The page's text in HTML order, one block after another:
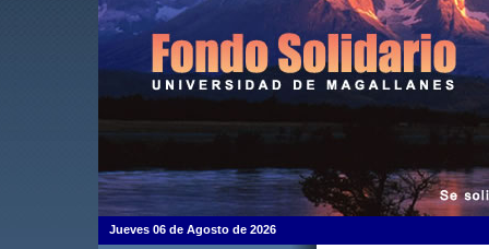
Jueves 06 de Agosto de 2026